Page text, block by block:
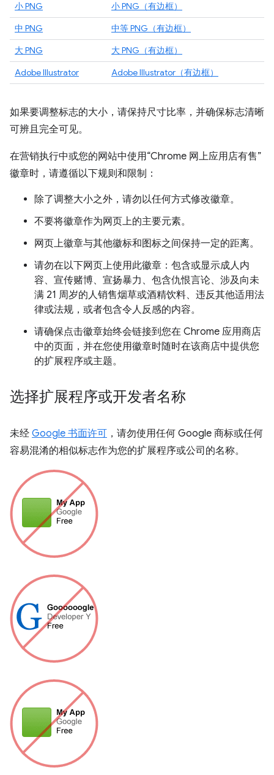
小 PNG
小 PNG（有边框）
中 PNG
中等 PNG（有边框）
大 PNG
大 PNG（有边框）
Adobe Illustrator
Adobe Illustrator（有边框）
如果要调整标志的大小，请保持尺寸比率，并确保标志清晰
可辨且完全可见。
在营销执行中或您的网站中使用“Chrome 网上应用店有售”
徽章时，请遵循以下规则和限制：
除了调整大小之外，请勿以任何方式修改徽章。
不要将徽章作为网页上的主要元素。
网页上徽章与其他徽标和图标之间保持一定的距离。
请勿在以下网页上使用此徽章：包含或显示成人内
容、宣传赌博、宣扬暴力、包含仇恨言论、涉及向未
满 21 周岁的人销售烟草或酒精饮料、违反其他适用法
律或法规，或者包含令人反感的内容。
请确保点击徽章始终会链接到您在 Chrome 应用商店
中的页面，并在您使用徽章时随时在该商店中提供您
的扩展程序或主题。
选择扩展程序或开发者名称
未经 Google 书面许可 ，请勿使用任何 Google 商标或任何
容易混淆的相似标志作为您的扩展程序或公司的名称。